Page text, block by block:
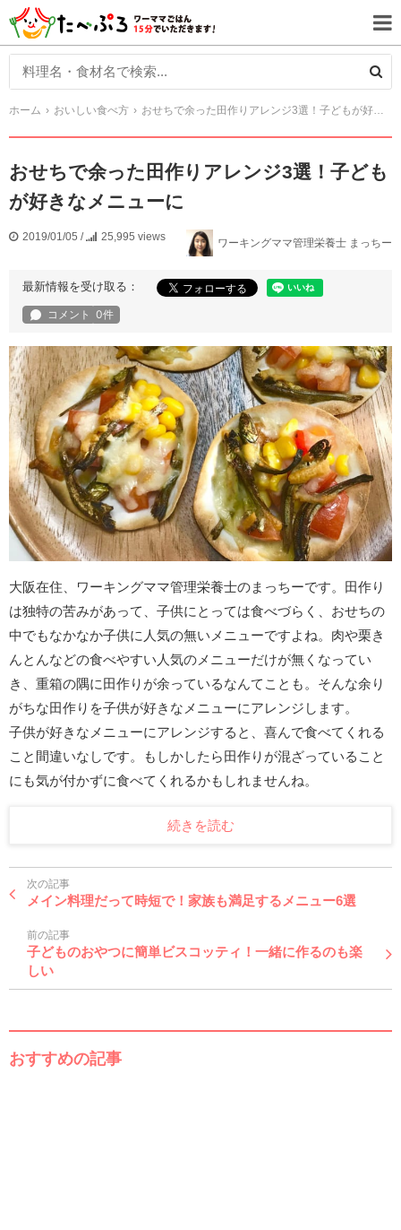
ホーム おいしい食べ方 おせちで余った田作りアレンジ3選！子どもが好きなメニューに
おせちで余った田作りアレンジ3選！子ども
が好きなメニューに
2019/01/05 / 25,995 views ワーキングママ管理栄養士 まっちー
最新情報を受け取る：
大阪在住、ワーキングママ管理栄養士のまっちーです。田作り
は独特の苦みがあって、子供にとっては食べづらく、おせちの
中でもなかなか子供に人気の無いメニューですよね。肉や栗き
んとんなどの食べやすい人気のメニューだけが無くなってい
き、重箱の隅に田作りが余っているなんてことも。そんな余り
がちな田作りを子供が好きなメニューにアレンジします。
子供が好きなメニューにアレンジすると、喜んで食べてくれる
こと間違いなしです。もしかしたら田作りが混ざっていること
にも気が付かずに食べてくれるかもしれませんね。
続きを読む
次の記事
メイン料理だって時短で！家族も満足するメニュー6選
前の記事
子どものおやつに簡単ビスコッティ！一緒に作るのも楽
しい
おすすめの記事